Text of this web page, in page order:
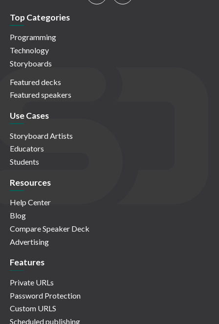
Top Categories
Programming
Technology
Storyboards
Featured decks
Featured speakers
Use Cases
Storyboard Artists
Educators
Students
Resources
Help Center
Blog
Compare Speaker Deck
Advertising
Features
Private URLs
Password Protection
Custom URLS
Scheduled publishing